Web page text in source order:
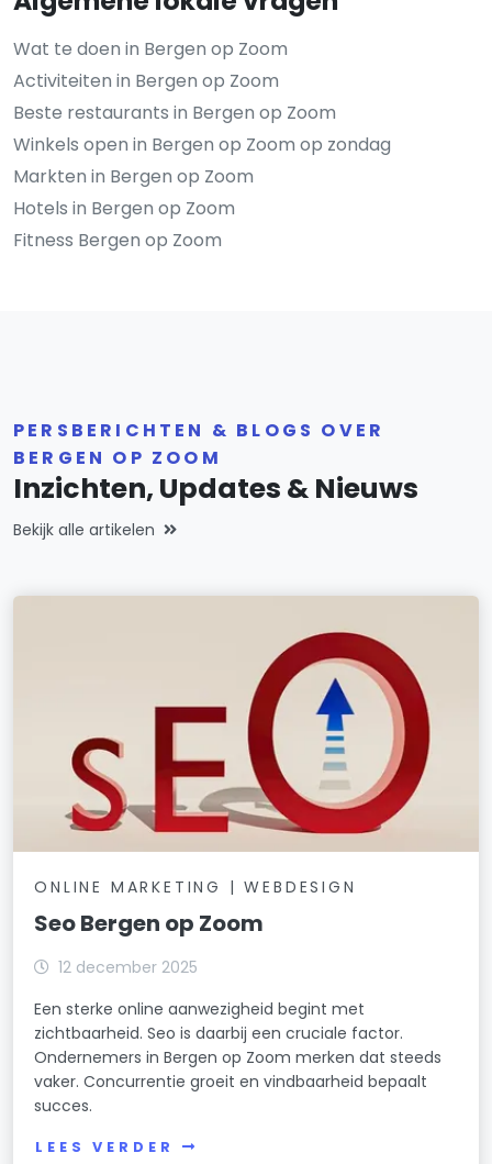
Wat te doen in Bergen op Zoom
Activiteiten in Bergen op Zoom
Beste restaurants in Bergen op Zoom
Winkels open in Bergen op Zoom op zondag
Markten in Bergen op Zoom
Hotels in Bergen op Zoom
Fitness Bergen op Zoom
PERSBERICHTEN & BLOGS OVER
BERGEN OP ZOOM
Inzichten, Updates & Nieuws
Bekijk alle artikelen
ONLINE MARKETING | WEBDESIGN
Seo Bergen op Zoom
12 december 2025
Een sterke online aanwezigheid begint met
zichtbaarheid. Seo is daarbij een cruciale factor.
Ondernemers in Bergen op Zoom merken dat steeds
vaker. Concurrentie groeit en vindbaarheid bepaalt
succes.
LEES VERDER